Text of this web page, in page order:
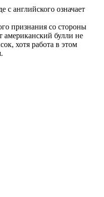
с английского означает
признания со стороны
булли не
хотя работа в этом